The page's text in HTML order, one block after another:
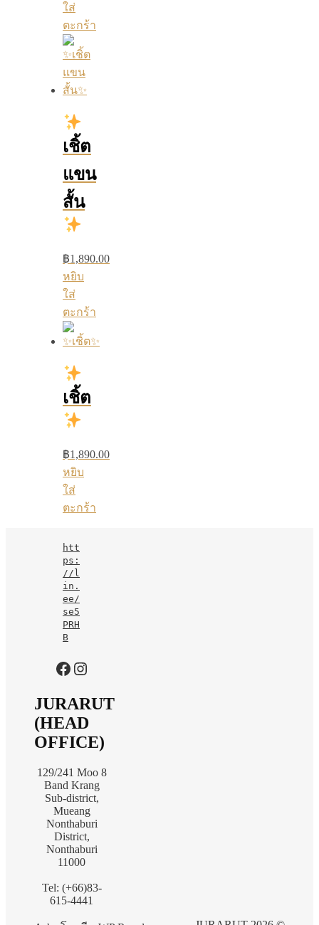
ใส่
ตะกร้า
เชิ้ต
แขน
สั้น
฿1,890.00
หยิบ
ใส่
ตะกร้า
เชิ้ต
฿1,890.00
หยิบ
ใส่
ตะกร้า
htt
ps:
//l
in.
ee/
se5
PRH
B
https://www.facebook.com/jurarutofficial?mibextid=LQQJ4d
Instagram
JURARUT
(HEAD
OFFICE)
129/241 Moo 8
Band Krang
Sub-district,
Mueang
Nonthaburi
District,
Nonthaburi
11000
Tel: (+66)83-
615-4441